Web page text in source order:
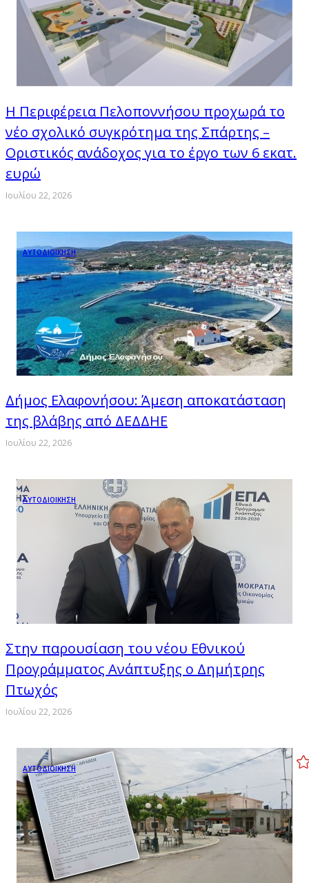
Η Περιφέρεια Πελοποννήσου προχωρά το
νέο σχολικό συγκρότημα της Σπάρτης –
Οριστικός ανάδοχος για το έργο των 6 εκατ.
ευρώ
Ιουλίου 22, 2026
ΑΥΤΟΔΙΟΙΚΗΣΗ
Δήμος Ελαφονήσου: Άμεση αποκατάσταση
της βλάβης από ΔΕΔΔΗΕ
Ιουλίου 22, 2026
ΑΥΤΟΔΙΟΙΚΗΣΗ
Στην παρουσίαση του νέου Εθνικού
Προγράμματος Ανάπτυξης ο Δημήτρης
Πτωχός
Ιουλίου 22, 2026
ΑΥΤΟΔΙΟΙΚΗΣΗ